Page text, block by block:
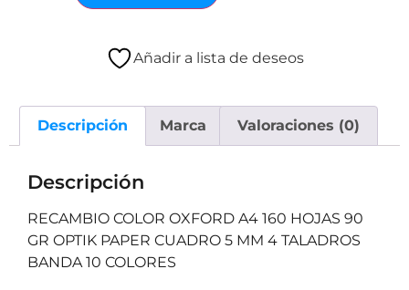
Añadir a lista de deseos
Descripción Marca Valoraciones (0)
Descripción
RECAMBIO COLOR OXFORD A4 160 HOJAS 90
GR OPTIK PAPER CUADRO 5 MM 4 TALADROS
BANDA 10 COLORES